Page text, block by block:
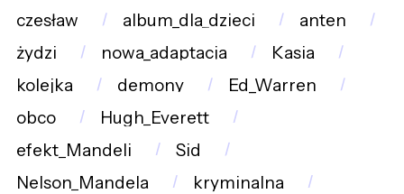
czesław
album_dla_dzieci
anten
żydzi
nowa_adaptacja
Kasia
kolejka
demony
Ed_Warren
obco
Hugh_Everett
efekt_Mandeli
Sid
Nelson_Mandela
kryminalna